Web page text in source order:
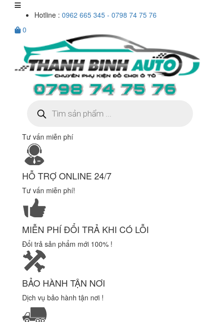
Hotline : 0962 665 345 - 0798 74 75 76
0
kiếm
sản
Tư vấn miễn phí
HỖ TRỢ ONLINE 24/7
Tư vấn miễn phí!
MIỄN PHÍ ĐỔI TRẢ KHI CÓ LỖI
Đổi trả sản phẩm mới 100% !
BẢO HÀNH TẬN NƠI
Dịch vụ bảo hành tận nơi !